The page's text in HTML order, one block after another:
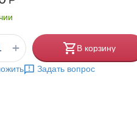
+ В корзину
Задать вопрос